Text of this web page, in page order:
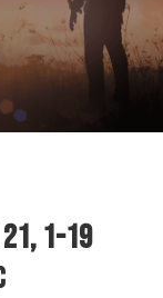
21, 1-19